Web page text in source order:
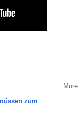
More
zum